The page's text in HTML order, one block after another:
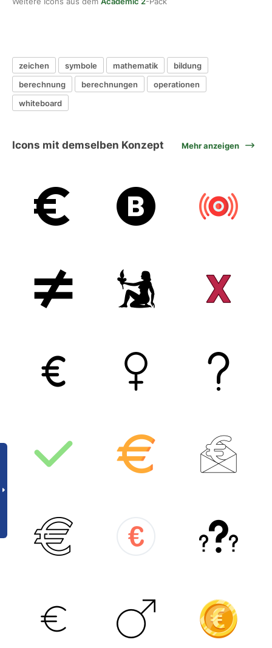
zeichen symbole mathematik
bildung
berechnung
berechnungen
operationen
whiteboard
Icons mit demselben Konzept Mehr anzeigen